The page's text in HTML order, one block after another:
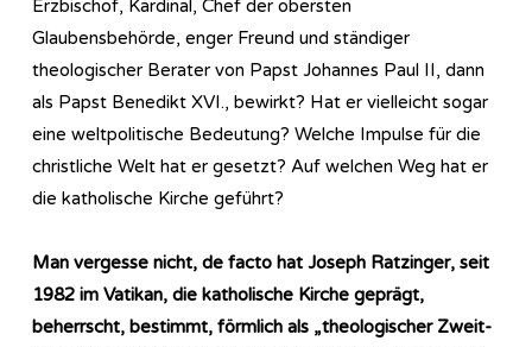
Erzbischof, Kardinal, Chef der obersten
Glaubensbehörde, enger Freund und ständiger
theologischer Berater von Papst Johannes Paul II, dann
als Papst Benedikt XVI., bewirkt? Hat er vielleicht sogar
eine weltpolitische Bedeutung? Welche Impulse für die
christliche Welt hat er gesetzt? Auf welchen Weg hat er
die katholische Kirche geführt?
Man vergesse nicht, de facto hat Joseph Ratzinger, seit
1982 im Vatikan, die katholische Kirche geprägt,
beherrscht, bestimmt, förmlich als „theologischer Zweit-